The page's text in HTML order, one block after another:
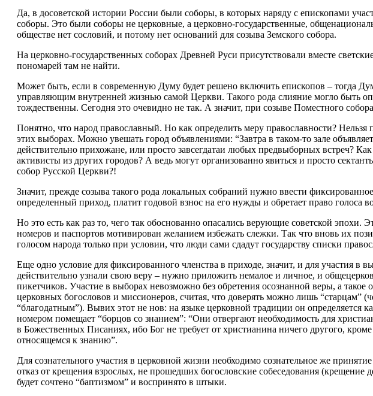
Да, в досоветской истории России были соборы, в которых наряду с епископами
соборы. Это были соборы не церковные, а церковно-государственные,
обществе нет сословий, и потому нет оснований для созыва Земского собора.
На церковно-государственных соборах Древней Руси присутствовали вместе
пономарей там не найти.
Может быть, если в современную Думу будет решено включить епископов – тогда
управляющим внутренней жизнью самой Церкви. Такого рода слияние могло быть
тождественны. Сегодня это очевидно не так. А значит, при созыве Поместного
Понятно, что народ православный. Но как определить меру православности?
этих выборах. Можно увешать город объявлениями: “Завтра в таком-то зале
действительно прихожане, или просто завсегдатаи любых предвыборных встреч?
активисты из других городов? А ведь могут организованно явиться и просто
собор Русской Церкви?!
Значит, прежде созыва такого рода локальных собраний нужно ввести
определенный приход, платит годовой взнос на его нужды и обретает право голоса
Но это есть как раз то, чего так обоснованно опасались верующие советской
номеров и паспортов мотивирован желанием избежать слежки. Так что вновь их
голосом народа только при условии, что люди сами сдадут государству списки
Еще одно условие для фиксированного членства в приходе, значит, и для участия
действительно узнали свою веру – нужно приложить немалое и личное, и
пикетчиков. Участие в выборах невозможно без обретения осознанной веры, а
церковных богословов и миссионеров, считая, что доверять можно лишь “старцам”
“благодатным”). Вывих этот не нов: на языке церковной традиции он
номером помещает “борцов со знанием”: “Они отвергают необходимость для
в Божественных Писаниях, ибо Бог не требует от христианина ничего другого,
относящемся к знанию”.
Для сознательного участия в церковной жизни необходимо сознательное же
отказ от крещения взрослых, не прошедших богословские собеседования
будет сочтено “баптизмом” и воспринято в штыки.